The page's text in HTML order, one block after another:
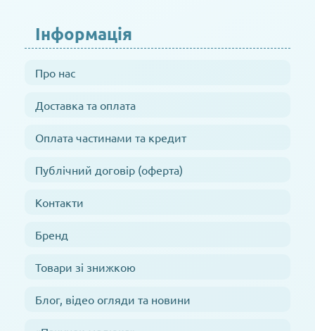
Інформація
Про нас
Доставка та оплата
Оплата частинами та кредит
Публічний договір (оферта)
Контакти
Бренд
Товари зі знижкою
Блог, відео огляди та новини